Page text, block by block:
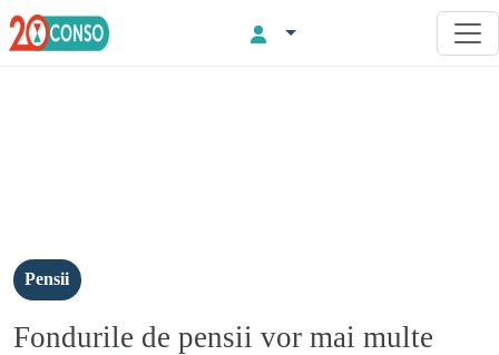
Pensii
Fondurile de pensii vor mai multe